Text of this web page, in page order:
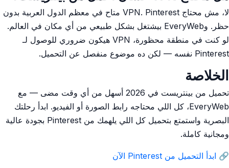
لا، مش محتاج VPN. Pinterest متاح في معظم الدول العربية بدون
حظر. وEveryWeb بيشتغل بشكل طبيعي من أي مكان في العالم.
لو كنت في منطقة محظورة، VPN هيكون ضروري للوصول لـ
Pinterest نفسه — لكن ده موضوع منفصل عن التحميل.
الخلاصة
تحميل من بينتريست في 2026 أسهل من أي وقت مضى — مع
EveryWeb، كل اللي محتاجه رابط الصورة أو الفيديو. ابدأ رحلتك
البصرية واستمتع بتحميل كل اللي يلهمك من Pinterest بجودة عالية
ومجانية كاملة.
🔗 ابدأ التحميل من Pinterest الآن